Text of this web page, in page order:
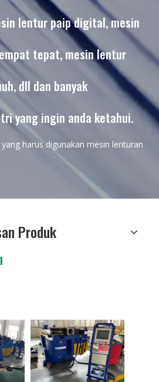
lentur paip digital, mesin
tepat, mesin lentur
dll dan banyak
yang ingin anda ketahui.
yang harus digunakan mesin lenturan
Produk